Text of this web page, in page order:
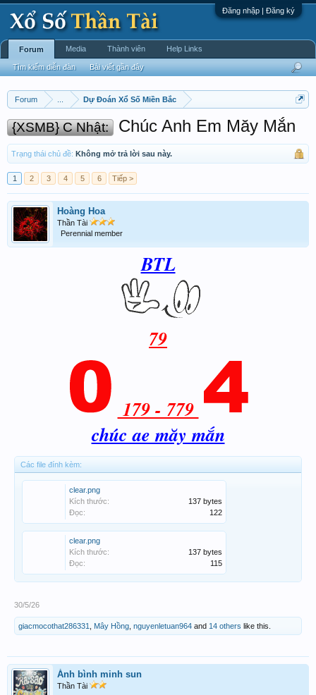
Đăng nhập | Đăng ký
Forum Dự Đoán Xổ Số Miền Bắc
{XSMB} C Nhật: Chúc Anh Em Măy Mắn
Trạng thái chủ đề: Không mở trả lời sau này.
1 2 3 4 5 6 Tiếp >
Hoàng Hoa
Thần Tài
Perennial member
BTL
79
179 - 779
chúc ae măy mắn
Các file đính kèm:
clear.png
Kích thước:
137 bytes
Đọc:
122
clear.png
Kích thước:
137 bytes
Đọc:
115
30/5/26
giacmocothat286331 Mây Hồng nguyenletuan964 and 14 others like this.
Ánh bình minh sun
Thần Tài
Forum
Tìm kiếm diễn đàn Bài viết gần đây
Media Thành viên Help Links